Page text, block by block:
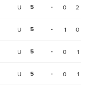
U 5 - 0 2
U 5 - 1 0
U 5 - 0 1
U 5 - 0 1